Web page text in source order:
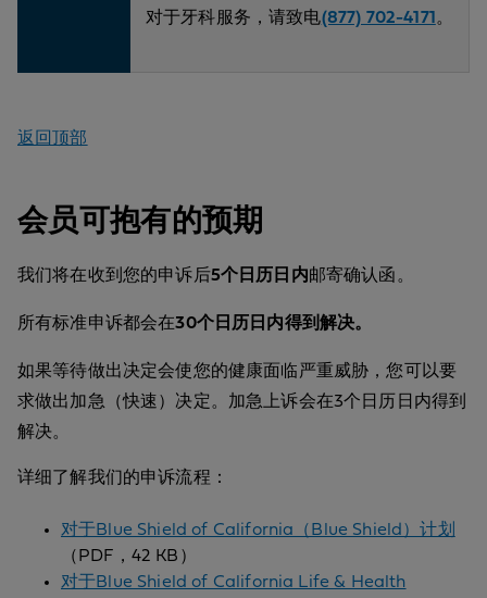
对于牙科服务，请致电(877) 702-4171 。
返回顶部
会员可抱有的预期
我们将在收到您的申诉后5个日历日内邮寄确认函。
所有标准申诉都会在30个日历日内得到解决。
如果等待做出决定会使您的健康面临严重威胁，您可以要
求做出加急（快速）决定。加急上诉会在3个日历日内得到
解决。
详细了解我们的申诉流程：
对于Blue Shield of California（Blue Shield）计划
（PDF，42 KB）
对于Blue Shield of California Life & Health